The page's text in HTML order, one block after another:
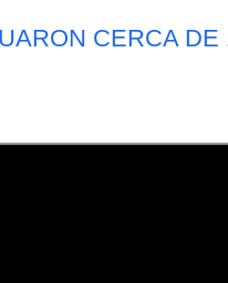
CERCA DE